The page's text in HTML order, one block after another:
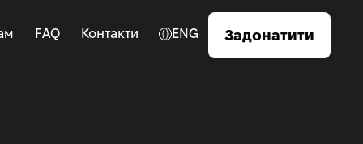
FAQ Контакти ENG Задонатити